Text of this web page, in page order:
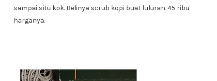
sampai situ kok. Belinya scrub kopi buat luluran. 45 ribu
harganya.